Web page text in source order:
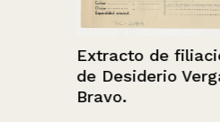
Extracto de filiación
de Desiderio Vergara
Bravo.